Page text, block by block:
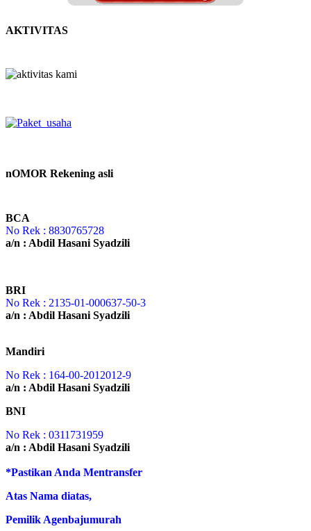
AKTIVITAS
nOMOR Rekening asli
BCA
No Rek : 8830765728
a/n : Abdil Hasani Syadzili
BRI
No Rek : 2135-01-000637-50-3
a/n : Abdil Hasani Syadzili
Mandiri
No Rek : 164-00-2012012-9
a/n : Abdil Hasani Syadzili
BNI
No Rek : 0311731959
a/n : Abdil Hasani Syadzili
*Pastikan Anda Mentransfer
Atas Nama diatas,
Pemilik Agenbajumurah